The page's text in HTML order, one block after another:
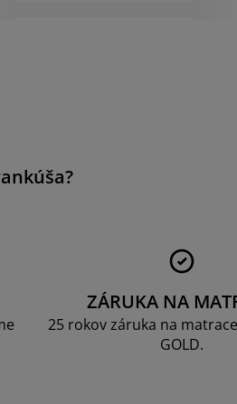
ZÁRUKA NA
25 rokov záruka na
GOLD.